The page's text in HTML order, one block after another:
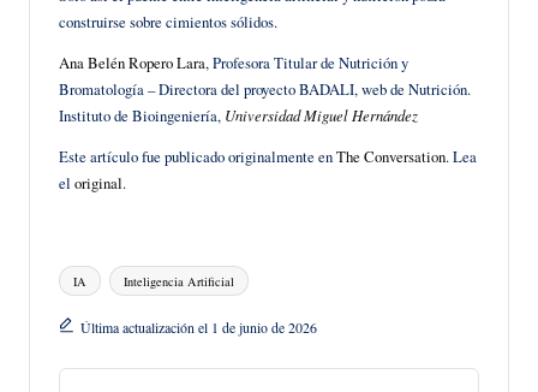
construirse sobre cimientos sólidos.
Ana Belén Ropero Lara, Profesora Titular de Nutrición y
Bromatología – Directora del proyecto BADALI, web de Nutrición.
Instituto de Bioingeniería, Universidad Miguel Hernández
Este artículo fue publicado originalmente enThe Conversation. Lea
el original.
Etiquetas:
IA Inteligencia Artificial
Última actualización el 1 de junio de 2026